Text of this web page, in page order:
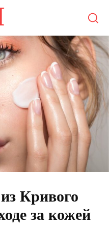
Кривого
за кожей